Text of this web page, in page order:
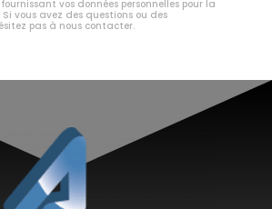
vos données personnelles pour la
vous avez des questions ou des
pas à nous contacter.